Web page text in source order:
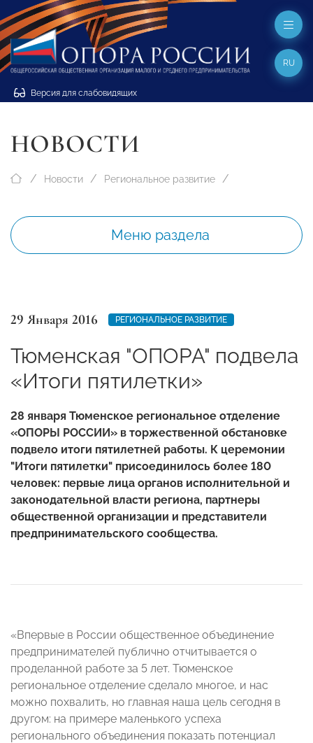
Версия для слабовидящих
RU
НОВОСТИ
Новости Региональное развитие
Меню раздела
29 Января 2016 РЕГИОНАЛЬНОЕ РАЗВИТИЕ
Тюменская "ОПОРА" подвела
«Итоги пятилетки»
28 января Тюменское региональное отделение
«ОПОРЫ РОССИИ» в торжественной обстановке
подвело итоги пятилетней работы. К церемонии
"Итоги пятилетки" присоединилось более 180
человек: первые лица органов исполнительной и
законодательной власти региона, партнеры
общественной организации и представители
предпринимательского сообщества.
«Впервые в России общественное объединение
предпринимателей публично отчитывается о
проделанной работе за 5 лет. Тюменское
региональное отделение сделало многое, и нас
можно похвалить, но главная наша цель сегодня в
другом: на примере маленького успеха
регионального объединения показать потенциал